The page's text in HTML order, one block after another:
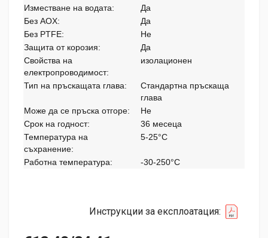
Изместване на водата:
Да
Без AOX:
Да
Без PTFE:
Не
Защита от корозия:
Да
Свойства на
електропроводимост:
изолационен
Тип на пръскащата глава:
Стандартна пръскаща
глава
Може да се пръска отгоре:
Не
Срок на годност:
36 месеца
Температура на
съхранение:
5-25°C
Работна температура: -30-250°C
Инструкции за експлоатация: